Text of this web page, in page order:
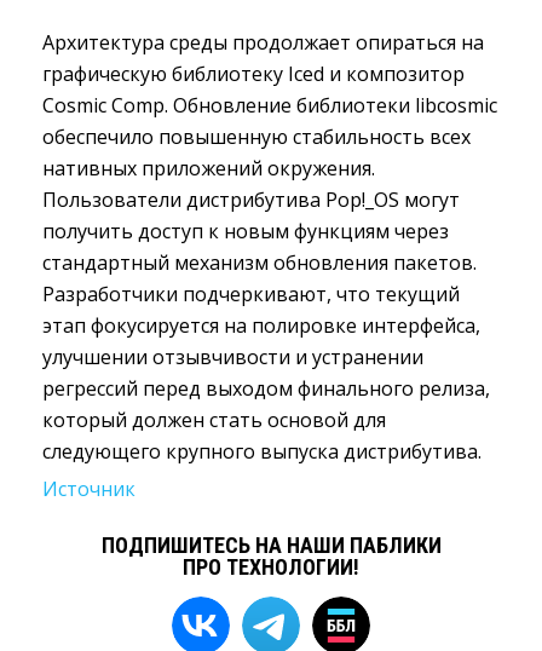
Архитектура среды продолжает опираться на
графическую библиотеку Iced и композитор
Cosmic Comp. Обновление библиотеки libcosmic
обеспечило повышенную стабильность всех
нативных приложений окружения.
Пользователи дистрибутива Pop!_OS могут
получить доступ к новым функциям через
стандартный механизм обновления пакетов.
Разработчики подчеркивают, что текущий
этап фокусируется на полировке интерфейса,
улучшении отзывчивости и устранении
регрессий перед выходом финального релиза,
который должен стать основой для
следующего крупного выпуска дистрибутива.
Источник
ПОДПИШИТЕСЬ НА НАШИ ПАБЛИКИ
ПРО ТЕХНОЛОГИИ!